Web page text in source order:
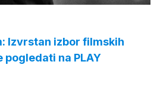
Izvrstan izbor filmskih
na PLAY